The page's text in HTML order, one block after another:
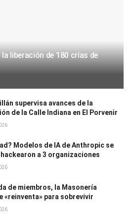
liberación de 180 crías de
supervisa avances de la
de la Calle Indiana en El Porvenir
Modelos de IA de Anthropic se
a 3 organizaciones
de miembros, la Masonería
«reinventa» para sobrevivir